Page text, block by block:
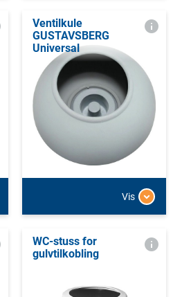
Ventilkule
GUSTAVSBERG
Universal
Vis
WC-stuss for
gulvtilkobling